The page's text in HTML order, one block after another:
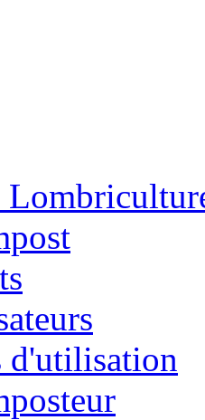
d'utilisation